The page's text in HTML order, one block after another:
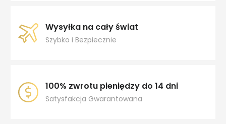
Wysyłka na cały świat
Szybko i Bezpiecznie
100% zwrotu pieniędzy do 14 dni
Satysfakcja Gwarantowana